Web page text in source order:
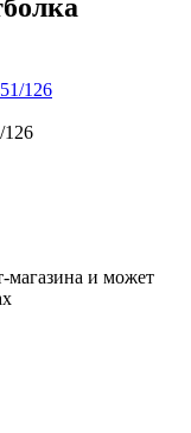
магазина и может